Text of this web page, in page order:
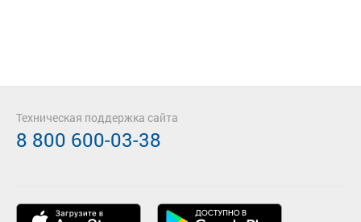
Техническая поддержка сайта
8 800 600-03-38